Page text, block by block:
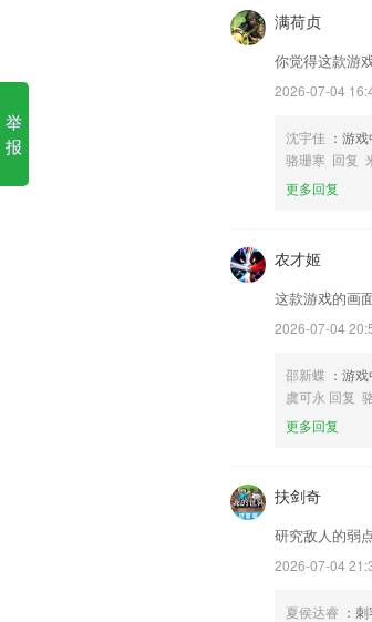
4.线上刷题,全面的练
5.体积小，储存空间大
6.查找资料的时候非
310看球网低调
兼容64位架构；
过任何重要消息。
提交全民拍内容时，
报销凭证一键申请
联系我们
以上就是310看球网
以帮助我们更好的对
满荷贞
你觉得这款游
2026-07-04
沈宇佳 ：游
骆珊寒 回复
更多回复
农才姬
这款游戏的画
2026-07-04
邵新蝶 ：游
虞可永 回复
更多回复
扶剑奇
研究敌人的弱
2026-07-04
夏侯达睿 ：
举
报